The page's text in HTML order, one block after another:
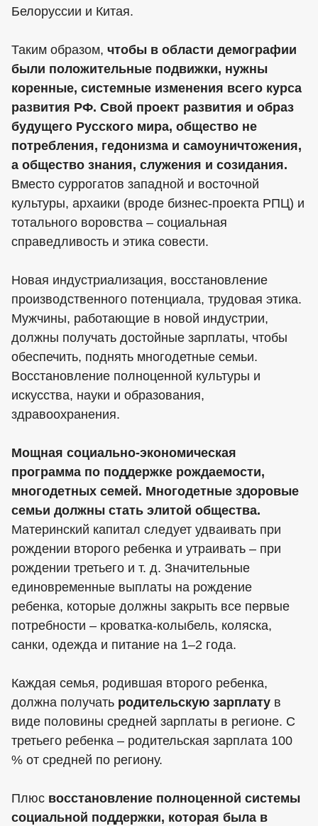
Белоруссии и Китая.
Таким образом, чтобы в области демографии
были положительные подвижки, нужны
коренные, системные изменения всего курса
развития РФ. Свой проект развития и образ
будущего Русского мира, общество не
потребления, гедонизма и самоуничтожения,
а общество знания, служения и созидания.
Вместо суррогатов западной и восточной
культуры, архаики (вроде бизнес-проекта РПЦ) и
тотального воровства – социальная
справедливость и этика совести.
Новая индустриализация, восстановление
производственного потенциала, трудовая этика.
Мужчины, работающие в новой индустрии,
должны получать достойные зарплаты, чтобы
обеспечить, поднять многодетные семьи.
Восстановление полноценной культуры и
искусства, науки и образования,
здравоохранения.
Мощная социально-экономическая
программа по поддержке рождаемости,
многодетных семей. Многодетные здоровые
семьи должны стать элитой общества.
Материнский капитал следует удваивать при
рождении второго ребенка и утраивать – при
рождении третьего и т. д. Значительные
единовременные выплаты на рождение
ребенка, которые должны закрыть все первые
потребности – кроватка-колыбель, коляска,
санки, одежда и питание на 1–2 года.
Каждая семья, родившая второго ребенка,
должна получать родительскую зарплату в
виде половины средней зарплаты в регионе. С
третьего ребенка – родительская зарплата 100
% от средней по региону.
Плюс восстановление полноценной системы
социальной поддержки, которая была в